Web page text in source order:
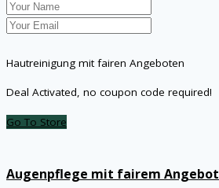
Hautreinigung mit fairen Angeboten
Deal Activated, no coupon code required!
Go To Store
Augenpflege mit fairem Angebot